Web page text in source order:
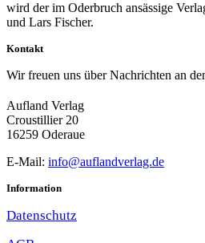
wird der im Oderbruch ansässige
und Lars Fischer.
Kontakt
Wir freuen uns über Nachrichten an
Aufland Verlag
Croustillier 20
16259 Oderaue
E-Mail: info@auflandverlag.de
Information
Datenschutz